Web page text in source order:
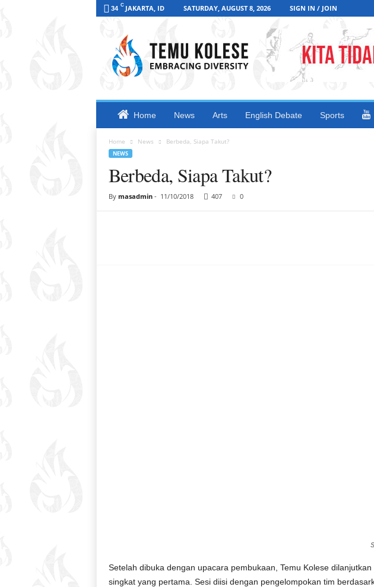
34 C JAKARTA, ID SATURDAY, AUGUST 8, 2026 SIGN IN / JOIN
l
s
Home News Arts English Debate Sports
Home News Berbeda, Siapa Takut?
NEWS
Berbeda, Siapa Takut?
By masadmin- 11/10/2018 407 0
Setelah dibuka dengan upacara pembukaan, Temu Kolese
singkat yang pertama. Sesi diisi dengan pengelompokan tim